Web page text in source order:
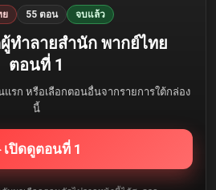
ย 55 ตอน จบแล้ว
ทำลายสำนัก พากย์ไทย
ตอนที่ 1
แรก หรือเลือกตอนอื่นจากรายการใต้กล่อง
นี้
ปิดดูตอนที่ 1